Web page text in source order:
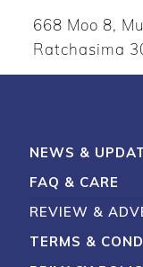
668 Moo 8,
Ratchasima
NEWS &
FAQ & CARE
REVIEW &
TERMS &